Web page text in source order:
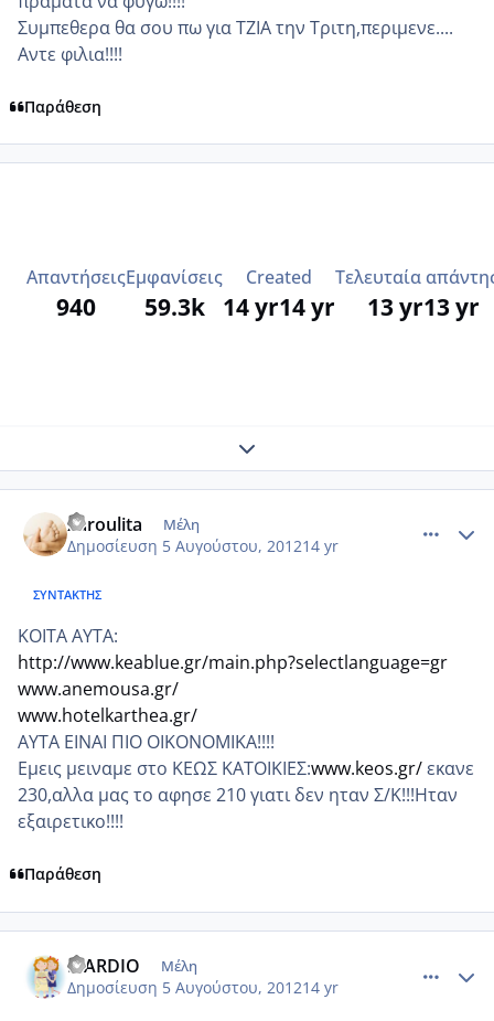
Συμπεθερα θα σου πω για ΤΖΙΑ την Τριτη,περιμενε....
Αντε φιλια!!!!
Παράθεση
Απαντήσεις
940
Εμφανίσεις
59.3k
Created
14 yr14 yr
Τελευταία
13 yr13 yr
Expand topic overview
xaroulita Μέλη
Δημοσίευση 5 Αυγούστου, 201214 yr
ΣΥΝΤΆΚΤΗΣ
KΟΙΤΑ ΑΥΤΑ:
http://www.keablue.gr/main.php?selectlanguage=gr
www.anemousa.gr/
www.hotelkarthea.gr/
AYTA EINAI ΠIO OIKONOMIKA!!!!
Εμεις μειναμε στο ΚΕΩΣ ΚΑΤΟΙΚΙΕΣ:www.keos.gr/εκανε
230,αλλα μας το αφησε 210 γιατι δεν ηταν Σ/Κ!!!Ηταν
εξαιρετικο!!!!
Παράθεση
MARDIO Μέλη
Δημοσίευση 5 Αυγούστου, 201214 yr